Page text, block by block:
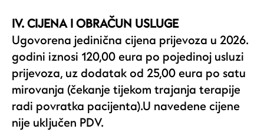
IV. CIJENA I OBRAČUN USLUGE
Ugovorena jedinična cijena prijevoza u 2026.
godini iznosi 120,00 eura po pojedinoj usluzi
prijevoza, uz dodatak od 25,00 eura po satu
mirovanja (čekanje tijekom trajanja terapije
radi povratka pacijenta).U navedene cijene
nije uključen PDV.